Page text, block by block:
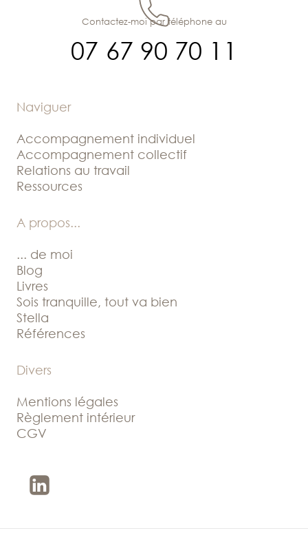
07 67 90 70 11
Contactez-moi par téléphone au
Naviguer
Accompagnement individuel
Accompagnement collectif
Relations au travail
Ressources
A propos...
... de moi
Blog
Livres
Sois tranquille, tout va bien
Stella
Références
Divers
Mentions légales
Règlement intérieur
CGV